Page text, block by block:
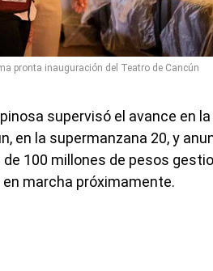
pronta inauguración del Teatro de Cancún
supervisó el avance en
en la supermanzana 20, y
100 millones de pesos
marcha próximamente.